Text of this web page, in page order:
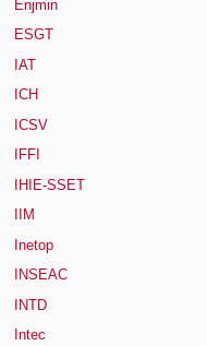
Enjmin
ESGT
IAT
ICH
ICSV
IFFI
IHIE-SSET
IIM
Inetop
INSEAC
INTD
Intec